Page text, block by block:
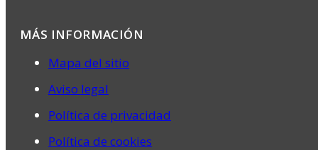
MÁS INFORMACIÓN
Mapa del sitio
Aviso legal
Política de privacidad
Política de cookies